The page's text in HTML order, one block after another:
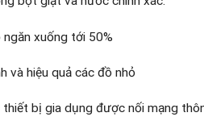
xuống tới 50%
và hiệu quả các đồ nhỏ
bị gia dụng được nối mạng